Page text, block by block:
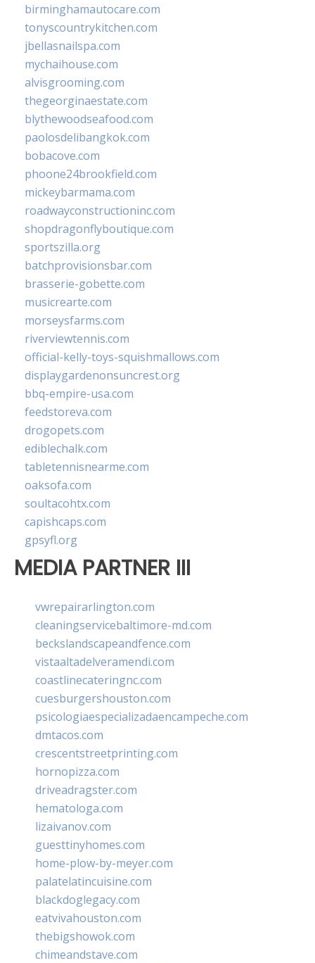
birminghamautocare.com
tonyscountrykitchen.com
jbellasnailspa.com
mychaihouse.com
alvisgrooming.com
thegeorginaestate.com
blythewoodseafood.com
paolosdelibangkok.com
bobacove.com
phoone24brookfield.com
mickeybarmama.com
roadwayconstructioninc.com
shopdragonflyboutique.com
sportszilla.org
batchprovisionsbar.com
brasserie-gobette.com
musicrearte.com
morseysfarms.com
riverviewtennis.com
official-kelly-toys-squishmallows.com
displaygardenonsuncrest.org
bbq-empire-usa.com
feedstoreva.com
drogopets.com
ediblechalk.com
tabletennisnearme.com
oaksofa.com
soultacohtx.com
capishcaps.com
gpsyfl.org
MEDIA PARTNER III
vwrepairarlington.com
cleaningservicebaltimore-md.com
beckslandscapeandfence.com
vistaaltadelveramendi.com
coastlinecateringnc.com
cuesburgershouston.com
psicologiaespecializadaencampeche.com
dmtacos.com
crescentstreetprinting.com
hornopizza.com
driveadragster.com
hematologa.com
lizaivanov.com
guesttinyhomes.com
home-plow-by-meyer.com
palatelatincuisine.com
blackdoglegacy.com
eatvivahouston.com
thebigshowok.com
chimeandstave.com